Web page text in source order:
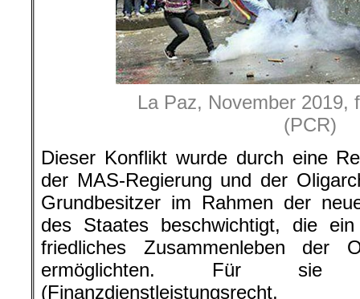
La Paz, November 2019,
(PCR)
Dieser Konflikt wurde durch eine
der MAS-Regierung und der
Grundbesitzer im Rahmen der
des Staates beschwichtigt, die
friedliches Zusammenleben der
ermöglichten. Für sie